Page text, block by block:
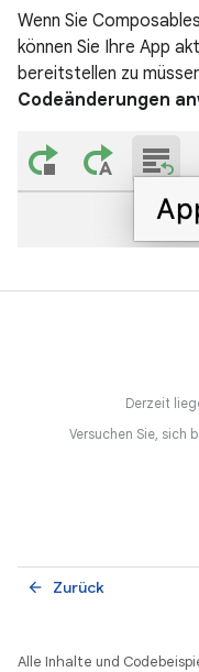
Wenn Sie
können Sie Ihre App
bereitstellen zu
Codeänderungen
Derzeit
Versuchen Sie, sich
Zurück
arrow_back
Alle Inhalte und